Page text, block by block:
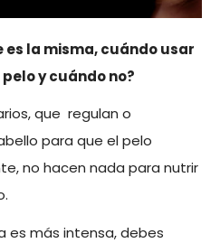
la misma, cuándo usar
y cuándo no?
que regulan o
para que el pelo
no hacen nada para nutrir
es más intensa, debes